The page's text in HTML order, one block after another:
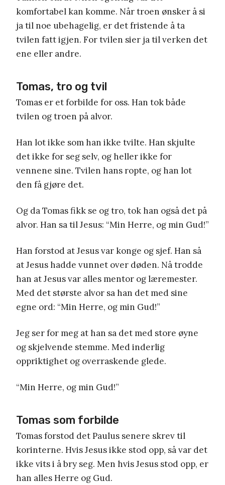
komfortabel kan komme. Når troen ønsker å si
ja til noe ubehagelig, er det fristende å ta
tvilen fatt igjen. For tvilen sier ja til verken det
ene eller andre.
Tomas, tro og tvil
Tomas er et forbilde for oss. Han tok både
tvilen og troen på alvor.
Han lot ikke som han ikke tvilte. Han skjulte
det ikke for seg selv, og heller ikke for
vennene sine. Tvilen hans ropte, og han lot
den få gjøre det.
Og da Tomas fikk se og tro, tok han også det på
alvor. Han sa til Jesus: “Min Herre, og min Gud!”
Han forstod at Jesus var konge og sjef. Han så
at Jesus hadde vunnet over døden. Nå trodde
han at Jesus var alles mentor og læremester.
Med det største alvor sa han det med sine
egne ord: “Min Herre, og min Gud!”
Jeg ser for meg at han sa det med store øyne
og skjelvende stemme. Med inderlig
oppriktighet og overraskende glede.
“Min Herre, og min Gud!”
Tomas som forbilde
Tomas forstod det Paulus senere skrev til
korinterne. Hvis Jesus ikke stod opp, så var det
ikke vits i å bry seg. Men hvis Jesus stod opp, er
han alles Herre og Gud.